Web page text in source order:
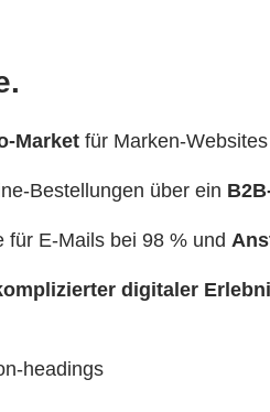
Market für Marken-
Bestellungen über ein
für E-Mails bei 98 % und
digitaler
headings